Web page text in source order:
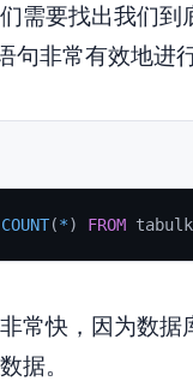
需要找出我们到
句非常有效地进
COUNT(*) FROM
常快，因为数据
据。